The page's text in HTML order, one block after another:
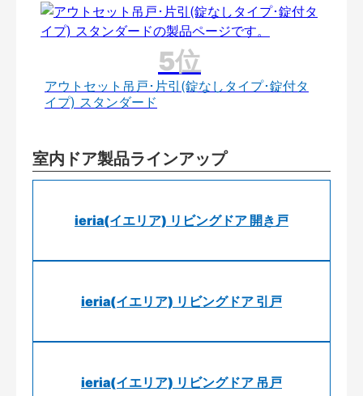
アウトセット吊戸･片引(錠なしタイプ･錠付タ
イプ) スタンダード
室内ドア製品ラインアップ
ieria(イエリア) リビングドア 開き戸
ieria(イエリア) リビングドア 引戸
ieria(イエリア) リビングドア 吊戸